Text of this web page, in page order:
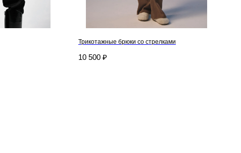
Трикотажные брюки со стрелками
10 500 ₽